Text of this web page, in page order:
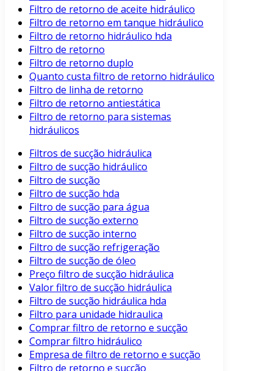
Filtro de retorno de aceite hidráulico
Filtro de retorno em tanque hidráulico
Filtro de retorno hidráulico hda
Filtro de retorno
Filtro de retorno duplo
Quanto custa filtro de retorno hidráulico
Filtro de linha de retorno
Filtro de retorno antiestática
Filtro de retorno para sistemas
hidráulicos
Filtros de sucção hidráulica
Filtro de sucção hidráulico
Filtro de sucção
Filtro de sucção hda
Filtro de sucção para água
Filtro de sucção externo
Filtro de sucção interno
Filtro de sucção refrigeração
Filtro de sucção de óleo
Preço filtro de sucção hidráulica
Valor filtro de sucção hidráulica
Filtro de sucção hidráulica hda
Filtro para unidade hidraulica
Comprar filtro de retorno e sucção
Comprar filtro hidráulico
Empresa de filtro de retorno e sucção
Filtro de retorno e sucção